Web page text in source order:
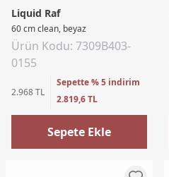
Liquid Raf
60 cm clean, beyaz
Ürün Kodu: 7309B403-
0155
2.968 TL
Sepette % 5 indirim
2.819,6 TL
Sepete Ekle